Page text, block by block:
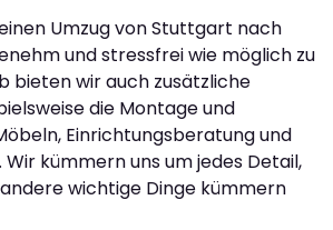
Umzug von Stuttgart nach
und stressfrei wie möglich zu
bieten wir auch zusätzliche
die Montage und
Einrichtungsberatung und
Wir kümmern uns um jedes Detail,
wichtige Dinge kümmern